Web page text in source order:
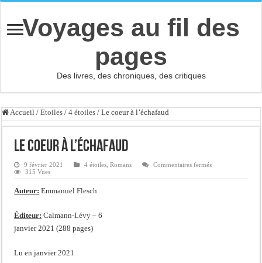
Voyages au fil des
pages
Des livres, des chroniques, des critiques
Accueil / Etoiles / 4 étoiles / Le coeur à l’échafaud
Le coeur à l’échafaud
9 février 2021 4 étoiles ,Romans Commentaires ferméssur
315 Vues
Auteur: Emmanuel Flesch
Éditeur: Calmann-Lévy – 6
janvier 2021 (288 pages)
Lu en janvier 2021